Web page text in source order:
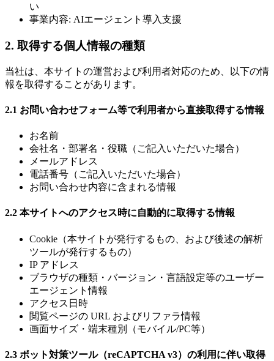
い
事業内容: AIエージェント 導入支援
2. 取得する個人情報の種類
当社は、本サイトの運営および利用者対応のため、以下の情
報を取得することがあります。
2.1 お問い合わせフォーム等で利用者から直接取得する情報
お名前
会社名・部署名・役職（ご記入いただいた場合）
メールアドレス
電話番号（ご記入いただいた場合）
お問い合わせ内容に含まれる情報
2.2 本サイトへのアクセス時に自動的に取得する情報
Cookie（本サイトが発行するもの、および後述の解析
ツールが発行するもの）
IP アドレス
ブラウザの種類・バージョン・言語設定等のユーザー
エージェント情報
アクセス日時
閲覧ページの URL およびリファラ情報
画面サイズ・端末種別（モバイル/PC等）
2.3 ボット対策ツール（reCAPTCHA v3）の利用に伴い取得